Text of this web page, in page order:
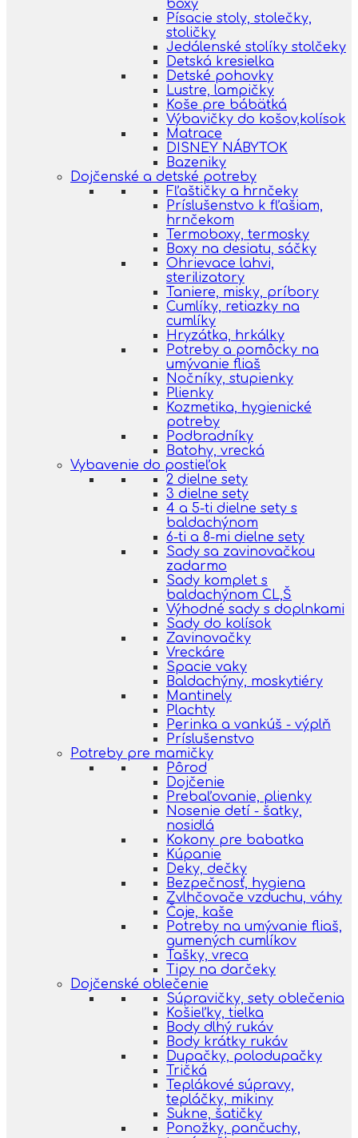
boxy
Písacie stoly, stolečky,
stoličky
Jedálenské stolíky stolčeky
Detská kresielka
Detské pohovky
Lustre, lampičky
Koše pre bábätká
Výbavičky do košov,kolísok
Matrace
DISNEY NÁBYTOK
Bazeniky
Dojčenské a detské potreby
Fľaštičky a hrnčeky
Príslušenstvo k fľašiam,
hrnčekom
Termoboxy, termosky
Boxy na desiatu, sáčky
Ohrievace lahvi,
sterilizatory
Taniere, misky, príbory
Cumlíky, retiazky na
cumlíky
Hryzátka, hrkálky
Potreby a pomôcky na
umývanie fliaš
Nočníky, stupienky
Plienky
Kozmetika, hygienické
potreby
Podbradníky
Batohy, vrecká
Vybavenie do postieľok
2 dielne sety
3 dielne sety
4 a 5-ti dielne sety s
baldachýnom
6-ti a 8-mi dielne sety
Sady sa zavinovačkou
zadarmo
Sady komplet s
baldachýnom CL,Š
Výhodné sady s doplnkami
Sady do kolísok
Zavinovačky
Vreckáre
Spacie vaky
Baldachýny, moskytiéry
Mantinely
Plachty
Perinka a vankúš - výplň
Príslušenstvo
Potreby pre mamičky
Pôrod
Dojčenie
Prebaľovanie, plienky
Nosenie detí - šatky,
nosidlá
Kokony pre babatka
Kúpanie
Deky, dečky
Bezpečnosť, hygiena
Zvlhčovače vzduchu, váhy
Čaje, kaše
Potreby na umývanie fliaš,
gumených cumlíkov
Tašky, vreca
Tipy na darčeky
Dojčenské oblečenie
Súpravičky, sety oblečenia
Košieľky, tielka
Body dlhý rukáv
Body krátky rukáv
Dupačky, polodupačky
Tričká
Teplákové súpravy,
tepláčky, mikiny
Sukne, šatičky
Ponožky, pančuchy,